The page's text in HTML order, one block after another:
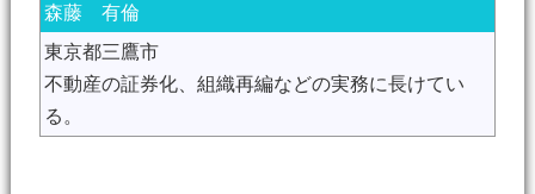
森藤 有倫
東京都三鷹市
不動産の証券化、組織再編などの実務に長けてい
る。